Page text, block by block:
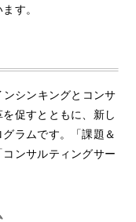
す。
シンキングとコンサ
促すとともに、新し
ラムです。「課題＆
ンサルティングサー